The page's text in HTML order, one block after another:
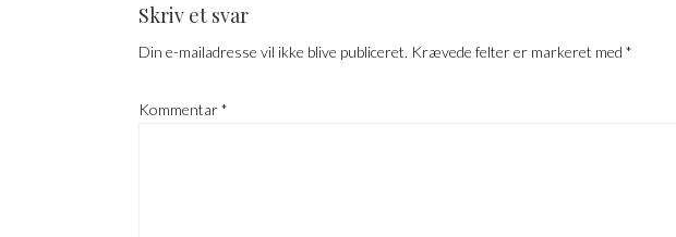
Skriv et svar
Din e-mailadresse vil ikke blive publiceret. Krævede felter er markeret med *
Kommentar*